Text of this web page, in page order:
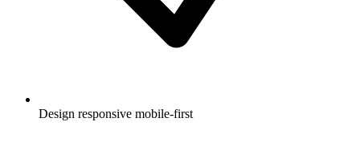
Design responsive mobile-first